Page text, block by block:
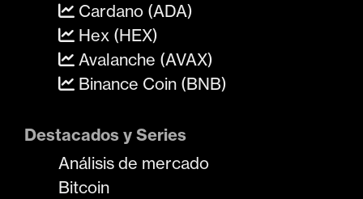
Cardano (ADA)
Hex (HEX)
Avalanche (AVAX)
Binance Coin (BNB)
Destacados y Series
Análisis de mercado
Bitcoin